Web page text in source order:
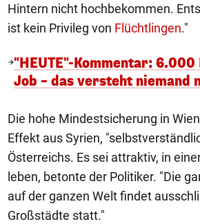
Hintern nicht hochbekommen.
ist kein Privileg von Flüchtlingen."
"HEUTE"-Kommentar:
Job – das versteht niemand
Die hohe Mindestsicherung in
Effekt aus Syrien,
Österreichs. Es sei attraktiv, in
leben, betonte der Politiker. "Die
auf der ganzen Welt findet
Großstädte statt."